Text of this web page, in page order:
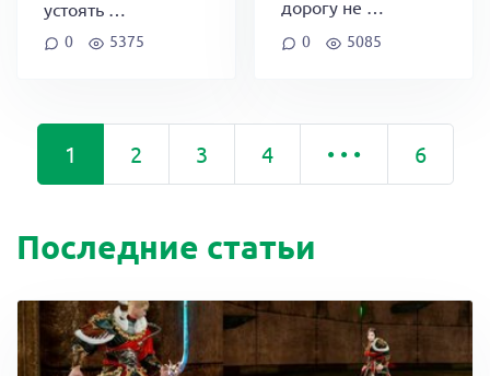
устоять …
0 5375
дорогу не …
0 5085
1 2 3 4 • • • 6
Последние статьи